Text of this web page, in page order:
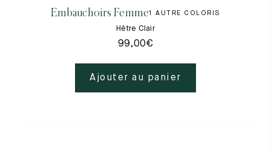
Embauchoirs Femme1 AUTRE COLORIS
Hêtre Clair
99,00€
Ajouter au panier